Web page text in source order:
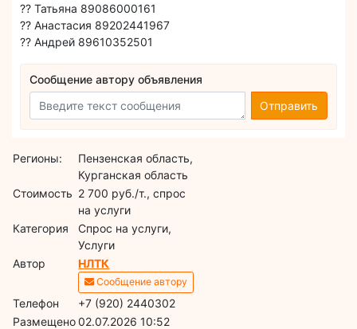
?? Татьяна 89086000161
?? Анастасия 89202441967
?? Андрей 89610352501
Сообщение автору объявления
Отправить
Регионы:
Пензенская область,
Курганская область
Стоимость 2 700 руб./т., спрос
на услуги
Категория
Спрос на услуги,
Услуги
Автор
НЛТК
Сообщение автору
Телефон
+7 (920) 2440302
Размещено02.07.2026 10:52